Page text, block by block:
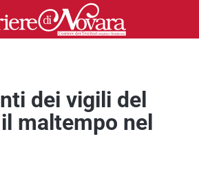
dei vigili del
maltempo nel